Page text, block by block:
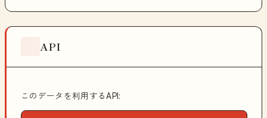
API
このデータを利用するAPI: